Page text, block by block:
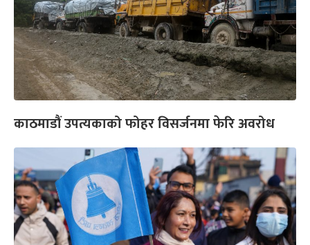
काठमाडौं उपत्यकाको फोहर विसर्जनमा फेरि अवरोध